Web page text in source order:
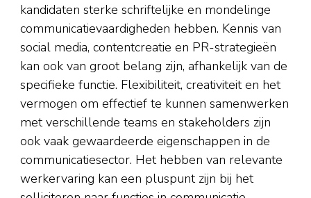
kandidaten sterke schriftelijke en mondelinge
communicatievaardigheden hebben. Kennis van
social media, contentcreatie en PR-strategieën
kan ook van groot belang zijn, afhankelijk van de
specifieke functie. Flexibiliteit, creativiteit en het
vermogen om effectief te kunnen samenwerken
met verschillende teams en stakeholders zijn
ook vaak gewaardeerde eigenschappen in de
communicatiesector. Het hebben van relevante
werkervaring kan een pluspunt zijn bij het